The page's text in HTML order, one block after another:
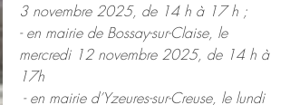
3 novembre 2025, de 14 h à 17 h ;
- en mairie de Bossay-sur-Claise, le
mercredi 12 novembre 2025, de 14 h à
17h
- en mairie d’Yzeures-sur-Creuse, le lundi